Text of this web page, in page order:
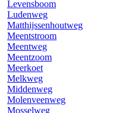
Levensboom
Ludenweg
Matthijssenhoutweg
Meentstroom
Meentweg
Meentzoom
Meerkoet
Melkweg
Middenweg
Molenveenweg
Mosselweg